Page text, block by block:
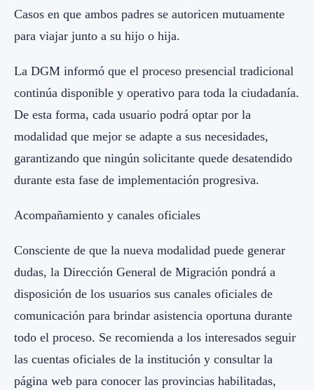
Casos en que ambos padres se autoricen mutuamente
para viajar junto a su hijo o hija.
La DGM informó que el proceso presencial tradicional
continúa disponible y operativo para toda la ciudadanía.
De esta forma, cada usuario podrá optar por la
modalidad que mejor se adapte a sus necesidades,
garantizando que ningún solicitante quede desatendido
durante esta fase de implementación progresiva.
Acompañamiento y canales oficiales
Consciente de que la nueva modalidad puede generar
dudas, la Dirección General de Migración pondrá a
disposición de los usuarios sus canales oficiales de
comunicación para brindar asistencia oportuna durante
todo el proceso. Se recomienda a los interesados seguir
las cuentas oficiales de la institución y consultar la
página web para conocer las provincias habilitadas,